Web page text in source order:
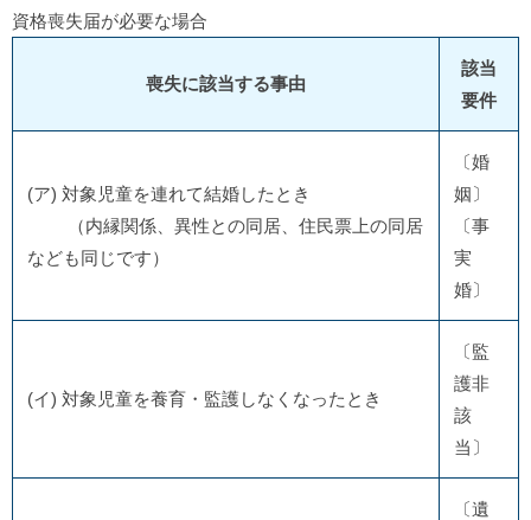
資格喪失届が必要な場合
喪失に該当する事由
該当
要件
(ア) 対象児童を連れて結婚したとき
（内縁関係、異性との同居、住民票上の同居
なども同じです）
〔婚
姻〕
〔事
実
婚〕
(イ) 対象児童を養育・監護しなくなったとき
〔監
護非
該
当〕
〔遺